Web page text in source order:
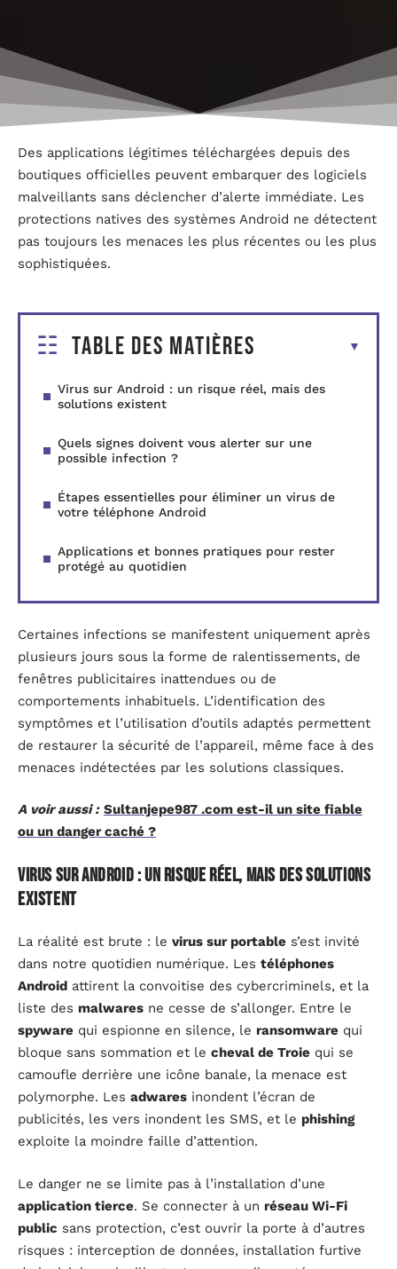
Des applications légitimes téléchargées depuis des
boutiques officielles peuvent embarquer des logiciels
malveillants sans déclencher d’alerte immédiate. Les
protections natives des systèmes Android ne détectent
pas toujours les menaces les plus récentes ou les plus
sophistiquées.
Table des matières
Virus sur Android : un risque réel, mais des
solutions existent
Quels signes doivent vous alerter sur une
possible infection ?
Étapes essentielles pour éliminer un virus de
votre téléphone Android
Applications et bonnes pratiques pour rester
protégé au quotidien
Certaines infections se manifestent uniquement après
plusieurs jours sous la forme de ralentissements, de
fenêtres publicitaires inattendues ou de
comportements inhabituels. L’identification des
symptômes et l’utilisation d’outils adaptés permettent
de restaurer la sécurité de l’appareil, même face à des
menaces indétectées par les solutions classiques.
A voir aussi : Sultanjepe987 .com est-il un site fiable
ou un danger caché ?
Virus sur Android : un risque réel, mais des solutions
existent
La réalité est brute : le virus sur portable s’est invité
dans notre quotidien numérique. Les téléphones
Android attirent la convoitise des cybercriminels, et la
liste des malwares ne cesse de s’allonger. Entre le
spyware qui espionne en silence, le ransomware qui
bloque sans sommation et le cheval de Troie qui se
camoufle derrière une icône banale, la menace est
polymorphe. Les adwares inondent l’écran de
publicités, les vers inondent les SMS, et le phishing
exploite la moindre faille d’attention.
Le danger ne se limite pas à l’installation d’une
application tierce. Se connecter à un réseau Wi-Fi
public sans protection, c’est ouvrir la porte à d’autres
risques : interception de données, installation furtive